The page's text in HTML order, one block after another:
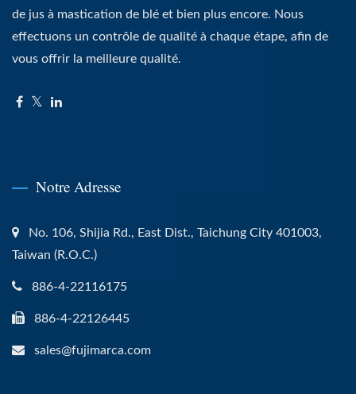
de jus à mastication de blé et bien plus encore. Nous
effectuons un contrôle de qualité à chaque étape, afin de
vous offrir la meilleure qualité.
Notre Adresse
No. 106, Shijia Rd., East Dist., Taichung City 401003,
Taiwan (R.O.C.)
886-4-22116175
886-4-22126445
sales@fujimarca.com